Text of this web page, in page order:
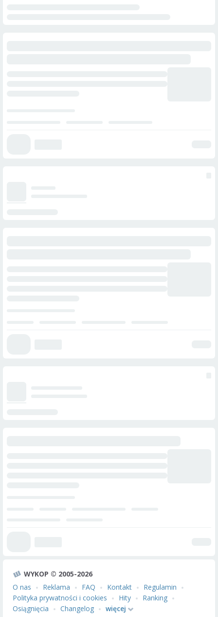
WYKOP © 2005-2026
O nas
Reklama FAQ Kontakt
Regulamin
Polityka prywatności i cookies
Hity
Ranking
Osiągnięcia
Changelog więcej